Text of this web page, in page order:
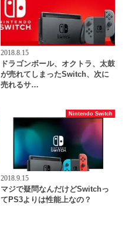
2018.8.15
ドラゴンボール、オクトラ、太鼓
が売れてしまったSwitch、次に
売れるサ…
Nintendo Switch
2018.9.15
マジで疑問なんだけどSwitchっ
てPS3よりは性能上なの？